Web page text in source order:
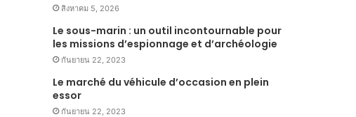
สิงหาคม 5, 2026
Le sous-marin : un outil incontournable pour
les missions d’espionnage et d’archéologie
กันยายน 22, 2023
Le marché du véhicule d’occasion en plein
essor
กันยายน 22, 2023